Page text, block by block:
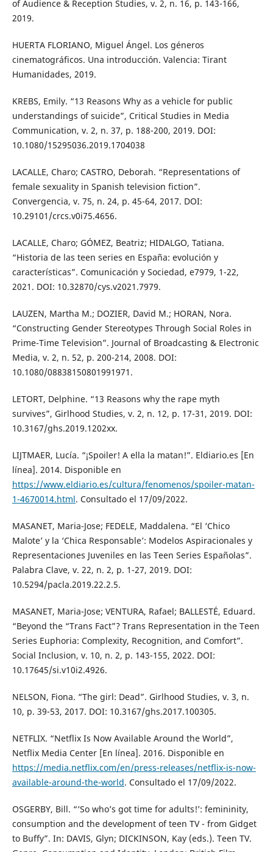
of Audience & Reception Studies, v. 2, n. 16, p. 143-166,
2019.
HUERTA FLORIANO, Miguel Ángel. Los géneros
cinematográficos. Una introducción. Valencia: Tirant
Humanidades, 2019.
KREBS, Emily. “13 Reasons Why as a vehicle for public
understandings of suicide”, Critical Studies in Media
Communication, v. 2, n. 37, p. 188-200, 2019. DOI:
10.1080/15295036.2019.1704038
LACALLE, Charo; CASTRO, Deborah. “Representations of
female sexuality in Spanish television fiction”.
Convergencia, v. 75, n. 24, p. 45-64, 2017. DOI:
10.29101/crcs.v0i75.4656.
LACALLE, Charo; GÓMEZ, Beatriz; HIDALGO, Tatiana.
“Historia de las teen series en España: evolución y
características”. Comunicación y Sociedad, e7979, 1-22,
2021. DOI: 10.32870/cys.v2021.7979.
LAUZEN, Martha M.; DOZIER, David M.; HORAN, Nora.
“Constructing Gender Stereotypes Through Social Roles in
Prime-Time Television”. Journal of Broadcasting & Electronic
Media, v. 2, n. 52, p. 200-214, 2008. DOI:
10.1080/08838150801991971.
LETORT, Delphine. “13 Reasons why the rape myth
survives”, Girlhood Studies, v. 2, n. 12, p. 17-31, 2019. DOI:
10.3167/ghs.2019.1202xx.
LIJTMAER, Lucía. “¡Spoiler! A ella la matan!”. Eldiario.es [En
línea]. 2014. Disponible en
https://www.eldiario.es/cultura/fenomenos/spoiler-matan-
1-4670014.html. Consultado el 17/09/2022.
MASANET, Maria-Jose; FEDELE, Maddalena. “El ‘Chico
Malote’ y la ‘Chica Responsable’: Modelos Aspiracionales y
Representaciones Juveniles en las Teen Series Españolas”.
Palabra Clave, v. 22, n. 2, p. 1-27, 2019. DOI:
10.5294/pacla.2019.22.2.5.
MASANET, Maria-Jose; VENTURA, Rafael; BALLESTÉ, Eduard.
“Beyond the “Trans Fact”? Trans Representation in the Teen
Series Euphoria: Complexity, Recognition, and Comfort”.
Social Inclusion, v. 10, n. 2, p. 143-155, 2022. DOI:
10.17645/si.v10i2.4926.
NELSON, Fiona. “The girl: Dead”. Girlhood Studies, v. 3, n.
10, p. 39-53, 2017. DOI: 10.3167/ghs.2017.100305.
NETFLIX. “Netflix Is Now Available Around the World”,
Netflix Media Center [En línea]. 2016. Disponible en
https://media.netflix.com/en/press-releases/netflix-is-now-
available-around-the-world. Consultado el 17/09/2022.
OSGERBY, Bill. “‘So who’s got time for adults!’: femininity,
consumption and the development of teen TV - from Gidget
to Buffy”. In: DAVIS, Glyn; DICKINSON, Kay (eds.). Teen TV.